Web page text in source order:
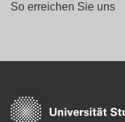
So erreichen Sie uns